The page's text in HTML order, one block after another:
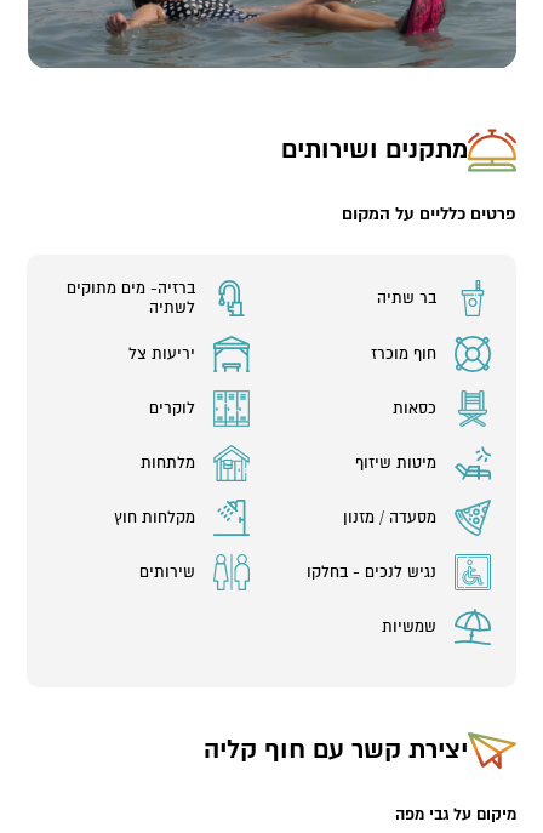
מתקנים ושירותים
פרטים כלליים על המקום
בר שתיה
ברזיה- מים מתוקים
לשתיה
חוף מוכרז יריעות צל
כסאות לוקרים
מיטות שיזוף מלתחות
מסעדה / מזנון מקלחות חוץ
נגיש לנכים - בחלקו שירותים
שמשיות
יצירת קשר עם חוף קליה
מיקום על גבי מפה